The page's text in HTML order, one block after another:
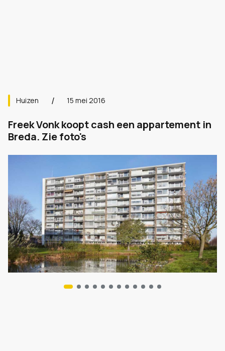
Huizen 15 mei 2016
Freek Vonk koopt cash een appartement in
Breda. Zie foto's